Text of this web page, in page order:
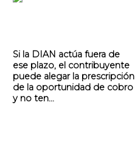
Si la DIAN actúa fuera de
ese plazo, el contribuyente
puede alegar la prescripción
de la oportunidad de cobro
y no ten...